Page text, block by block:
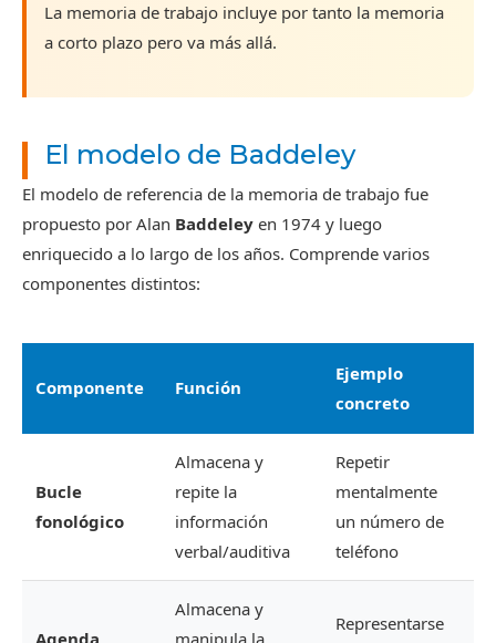
La memoria de trabajo incluye por tanto la memoria
a corto plazo pero va más allá.
El modelo de Baddeley
El modelo de referencia de la memoria de trabajo fue
propuesto por Alan Baddeley en 1974 y luego
enriquecido a lo largo de los años. Comprende varios
componentes distintos:
Componente Función
Ejemplo
concreto
Bucle
fonológico
Almacena y
repite la
información
verbal/auditiva
Repetir
mentalmente
un número de
teléfono
Agenda
Almacena y
manipula la
Representarse